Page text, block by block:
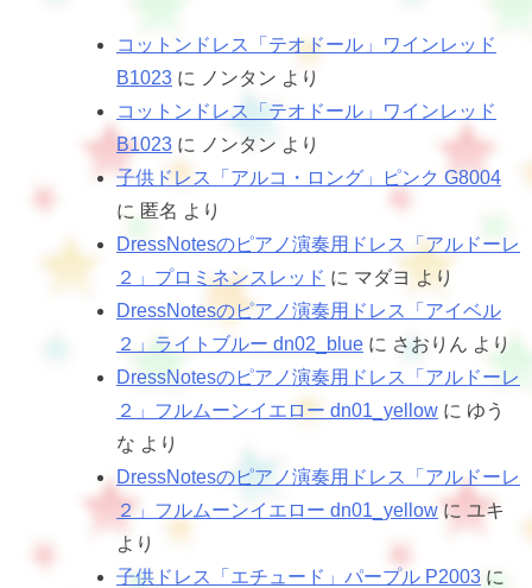
コットンドレス「テオドール」ワインレッド
B1023 に ノンタン より
コットンドレス「テオドール」ワインレッド
B1023 に ノンタン より
子供ドレス「アルコ・ロング」ピンク G8004
に 匿名 より
DressNotesのピアノ演奏用ドレス「アルドーレ
２」プロミネンスレッド に マダヨ より
DressNotesのピアノ演奏用ドレス「アイベル
２」ライトブルー dn02_blue に さおりん より
DressNotesのピアノ演奏用ドレス「アルドーレ
２」フルムーンイエロー dn01_yellow に ゆう
な より
DressNotesのピアノ演奏用ドレス「アルドーレ
２」フルムーンイエロー dn01_yellow に ユキ
より
子供ドレス「エチュード」パープル P2003 に